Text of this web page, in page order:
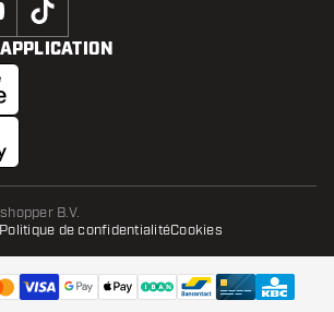
B.V.
Politique de confidentialitéCookies